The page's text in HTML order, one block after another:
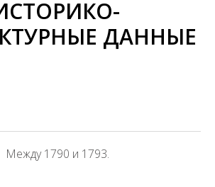
ДАННЫЕ
Между 1790 и 1793.